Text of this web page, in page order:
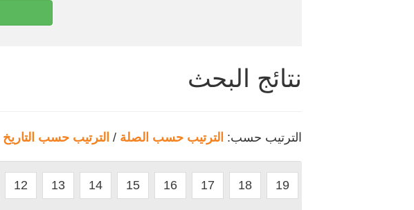
نتائج البحث
الترتيب حسب: الترتيب حسب الصلة / الترتيب حسب التاريخ
12 13 14 15 16 17 18 19